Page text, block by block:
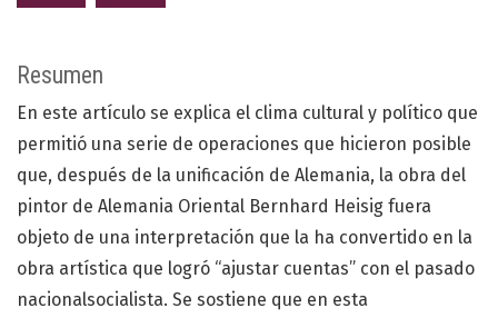
Resumen
En este artículo se explica el clima cultural y político que
permitió una serie de operaciones que hicieron posible
que, después de la unificación de Alemania, la obra del
pintor de Alemania Oriental Bernhard Heisig fuera
objeto de una interpretación que la ha convertido en la
obra artística que logró “ajustar cuentas” con el pasado
nacionalsocialista. Se sostiene que en esta